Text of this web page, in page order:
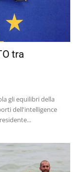
tra
gli equilibri della
dell'intelligence